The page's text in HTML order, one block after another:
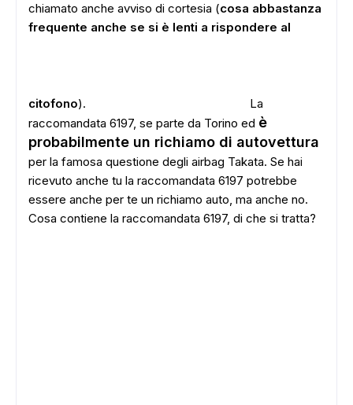
chiamato anche avviso di cortesia (cosa abbastanza
frequente anche se si è lenti a rispondere al
citofono).
La
raccomandata 6197, se parte da Torino ed è
probabilmente un richiamo di autovettura
per la famosa questione degli airbag Takata. Se hai
ricevuto anche tu la raccomandata 6197 potrebbe
essere anche per te un richiamo auto, ma anche no.
Cosa contiene la raccomandata 6197, di che si tratta?